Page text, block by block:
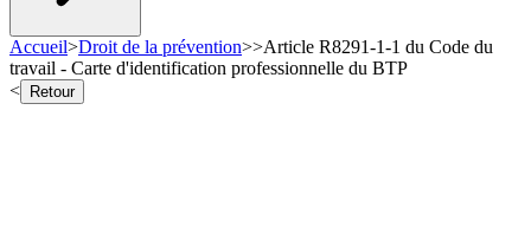
Accueil>Droit de la prévention>>Article R8291-1-1 du Code du
travail - Carte d'identification professionnelle du BTP
<
Retour